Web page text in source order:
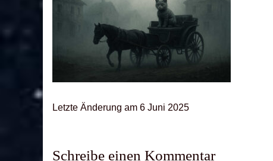
Letz­te Ände­rung am 6 Juni 2025
Schreibe einen Kommentar